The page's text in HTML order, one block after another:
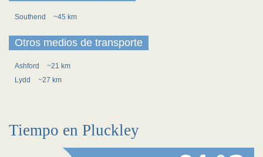
Southend ~45 km
Otros medios de transporte
Ashford
~21 km
Lydd
~27 km
Tiempo en Pluckley